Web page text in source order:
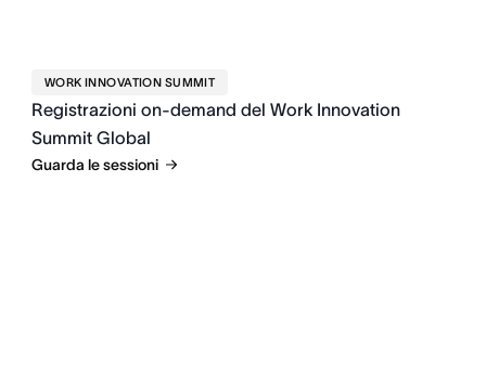
WORK INNOVATION SUMMIT
Registrazioni on-demand del Work Innovation
Summit Global
Guarda le sessioni